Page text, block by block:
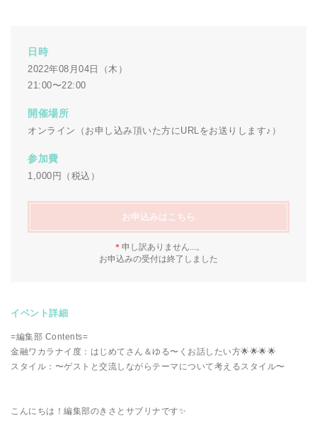
イベント詳細
=編集部 Contents=
金融ワカラナイ度：はじめてさん＆ゆる〜くお話したい方🌟🌟🌟🌟
スタイル：〜ゲストと交流しながらテーマについて考えるスタイル〜
こんにちは！編集部のきさとサブリナです✨
日時
2022年08月04日（木）
21:00〜22:00
開催場所
オンライン（お申し込み頂いた方にURLをお送りします♪）
参加費
1,000円（税込）
お申込みはこちら
＊ 申し訳ありません...。
お申込みの受付は終了しました